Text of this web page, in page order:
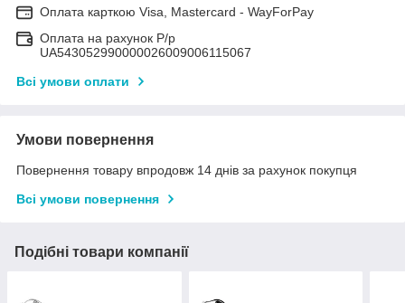
Оплата карткою Visa, Mastercard - WayForPay
Оплата на рахунок Р/р
UA543052990000026009006115067
Всі умови оплати
Умови повернення
Повернення товару впродовж 14 днів за рахунок покупця
Всі умови повернення
Подібні товари компанії